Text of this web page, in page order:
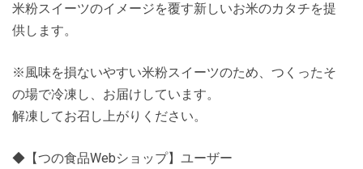
米粉スイーツのイメージを覆す新しいお米のカタチを提
供します。
※風味を損ないやすい米粉スイーツのため、つくったそ
の場で冷凍し、お届けしています。
解凍してお召し上がりください。
◆【つの食品Webショップ】ユーザー